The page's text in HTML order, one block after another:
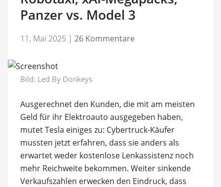
Panzer vs. Model 3
11. Mai 2025 | 26 Kommentare
Bild: Led By Donkeys
Ausgerechnet den Kunden, die mit am meisten
Geld für ihr Elektroauto ausgegeben haben,
mutet Tesla einiges zu: Cybertruck-Käufer
mussten jetzt erfahren, dass sie anders als
erwartet weder kostenlose Lenkassistenz noch
mehr Reichweite bekommen. Weiter sinkende
Verkaufszahlen erwecken den Eindruck, dass